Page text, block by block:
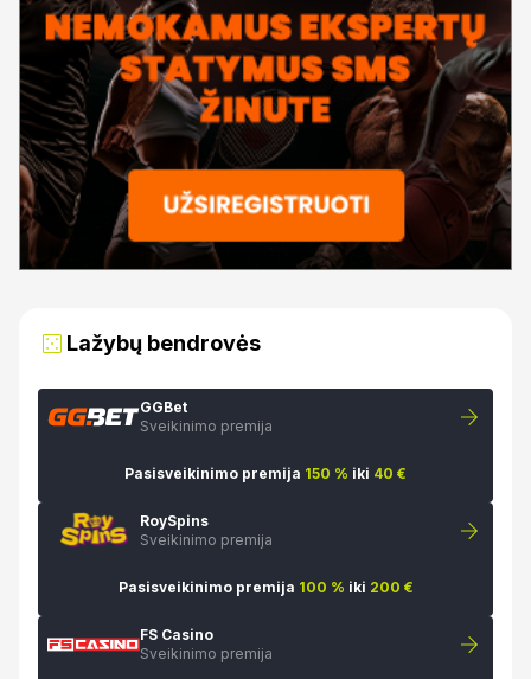
Lažybų bendrovės
GGBet
Sveikinimo premija
Pasisveikinimo premija 150 % iki 40 €
RoySpins
Sveikinimo premija
Pasisveikinimo premija 100 % iki 200 €
FS Casino
Sveikinimo premija